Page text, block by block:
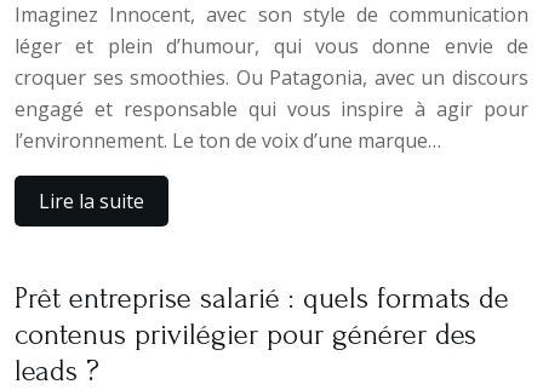
Imaginez Innocent, avec son style de communication
léger et plein d’humour, qui vous donne envie de
croquer ses smoothies. Ou Patagonia, avec un discours
engagé et responsable qui vous inspire à agir pour
l’environnement. Le ton de voix d’une marque…
Lire la suite
Prêt entreprise salarié : quels formats de
contenus privilégier pour générer des
leads ?